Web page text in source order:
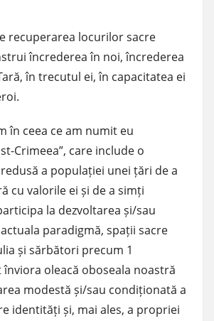
recuperarea locurilor sacre
încrederea în noi, încrederea
în trecutul ei, în capacitatea ei
în ceea ce am numit eu
Crimeea”, care include o
a populației unei țări de a
cu valorile ei și de a simți
la dezvoltarea și/sau
paradigmă, spații sacre
și sărbători precum 1
oleacă oboseala noastră
modestă și/sau condiționată a
identități și, mai ales, a propriei